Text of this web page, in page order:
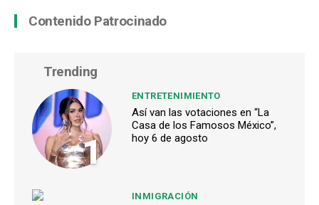
Contenido Patrocinado
Trending
1
ENTRETENIMIENTO
Así van las votaciones en “La
Casa de los Famosos México”,
hoy 6 de agosto
INMIGRACIÓN